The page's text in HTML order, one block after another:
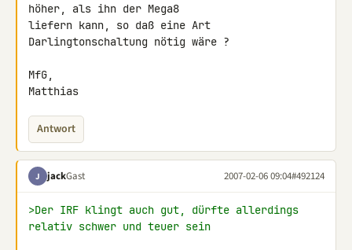
höher, als ihn der Mega8
liefern kann, so daß eine Art
Darlingtonschaltung nötig wäre ?
MfG,
Matthias
Antwort
J jackGast 2007-02-06 09:04#492124
>Der IRF klingt auch gut, dürfte allerdings
relativ schwer und teuer sein